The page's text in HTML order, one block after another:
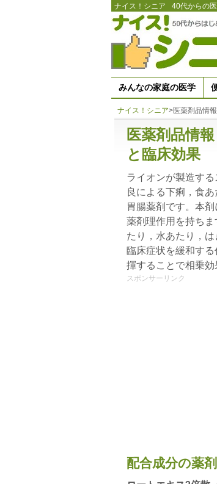
ナイス！シニア 40代からの
みんなの家庭の医学
ナイス！シニア>医薬剤品情
医薬剤品情
と臨床効果
ライオンが製造す
良による下痢，食
胃腸薬剤です。本
薬剤理作用を持ち
たり，水あたり，
臨床症状を緩和す
揮することで相乗効
スポンサーリンク
配合成分の薬